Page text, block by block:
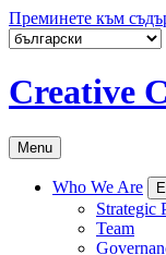
Преминете към
Creative
Menu
Who We Are
Strategic
Team